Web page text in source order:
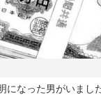
になった男がいまし